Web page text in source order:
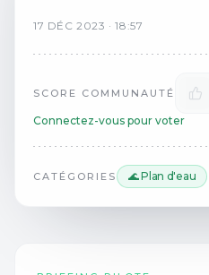
17 DÉC 2023 ·18:57
SCORE COMMUNAUTÉ
Connectez-vous pour voter
CATÉGORIES 🌊 Plan d'eau